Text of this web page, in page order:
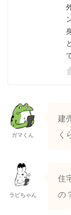
ガマくん
建
く
ラビちゃん
住
の